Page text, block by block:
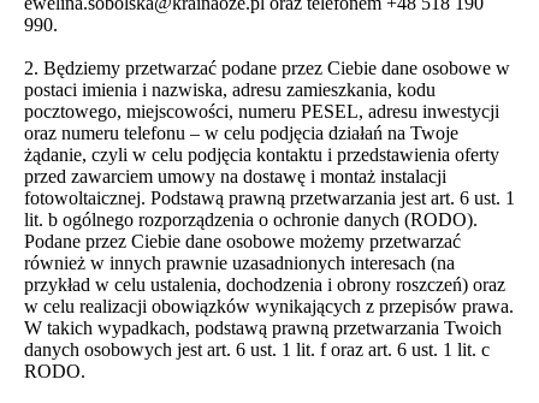
990.
2. Będziemy przetwarzać podane przez Ciebie dane osobowe w
postaci imienia i nazwiska, adresu zamieszkania, kodu
pocztowego, miejscowości, numeru PESEL, adresu inwestycji
oraz numeru telefonu – w celu podjęcia działań na Twoje
żądanie, czyli w celu podjęcia kontaktu i przedstawienia oferty
przed zawarciem umowy na dostawę i montaż instalacji
fotowoltaicznej. Podstawą prawną przetwarzania jest art. 6 ust. 1
lit. b ogólnego rozporządzenia o ochronie danych (RODO).
Podane przez Ciebie dane osobowe możemy przetwarzać
również w innych prawnie uzasadnionych interesach (na
przykład w celu ustalenia, dochodzenia i obrony roszczeń) oraz
w celu realizacji obowiązków wynikających z przepisów prawa.
W takich wypadkach, podstawą prawną przetwarzania Twoich
danych osobowych jest art. 6 ust. 1 lit. f oraz art. 6 ust. 1 lit. c
RODO.